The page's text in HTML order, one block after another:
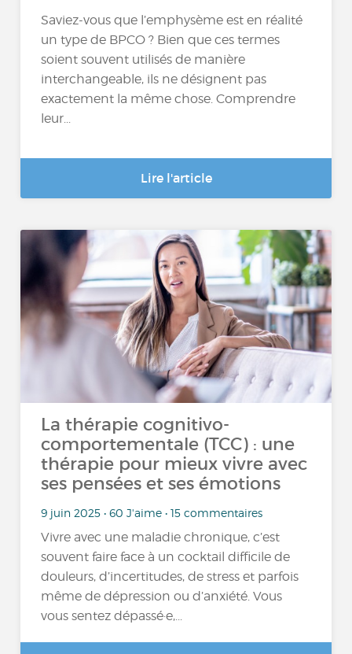
Saviez-vous que l’emphysème est en réalité
un type de BPCO ? Bien que ces termes
soient souvent utilisés de manière
interchangeable, ils ne désignent pas
exactement la même chose. Comprendre
leur...
Lire l'article
La thérapie cognitivo-
comportementale (TCC) : une
thérapie pour mieux vivre avec
ses pensées et ses émotions
9 juin 2025 • 60 J'aime • 15 commentaires
Vivre avec une maladie chronique, c’est
souvent faire face à un cocktail difficile de
douleurs, d’incertitudes, de stress et parfois
même de dépression ou d’anxiété. Vous
vous sentez dépassé·e,...